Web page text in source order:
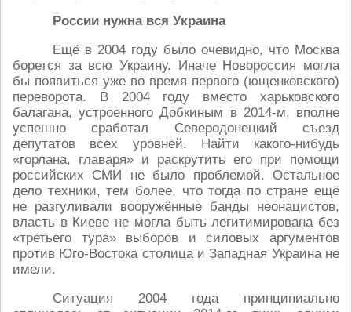
России нужна вся Украина
Ещё в 2004 году было очевидно, что Москва
борется за всю Украину. Иначе Новороссия могла
бы появиться уже во время первого (ющенковского)
переворота. В 2004 году вместо харьковского
балагана, устроенного Добкиным в 2014-м, вполне
успешно сработал Северодонецкий съезд
депутатов всех уровней. Найти какого-нибудь
«горлана, главаря» и раскрутить его при помощи
российских СМИ не было проблемой. Остальное
дело техники, тем более, что тогда по стране ещё
не разгуливали вооружённые банды неонацистов,
власть в Киеве не могла быть легитимирована без
«третьего тура» выборов и силовых аргументов
против Юго-Востока столица и Западная Украина не
имели.
Ситуация 2004 года принципиально